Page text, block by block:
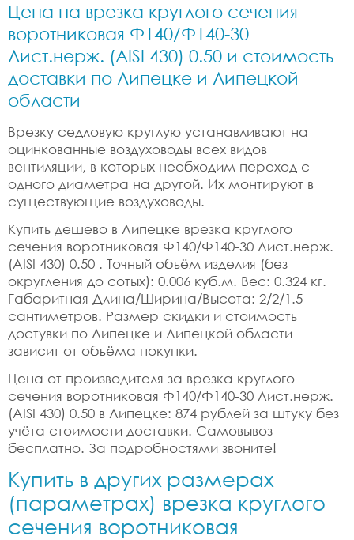
Цена на врезка круглого сечения
воротниковая Ф140/Ф140-30
Лист.нерж. (AISI 430) 0.50 и стоимость
доставки по Липецке и Липецкой
области
Врезку седловую круглую устанавливают на
оцинкованные воздуховоды всех видов
вентиляции, в которых необходим переход с
одного диаметра на другой. Их монтируют в
существующие воздуховоды.
Купить дешево в Липецке врезка круглого
сечения воротниковая Ф140/Ф140-30 Лист.нерж.
(AISI 430) 0.50 . Точный объём изделия (без
округления до сотых): 0.006 куб.м. Вес: 0.324 кг.
Габаритная Длина/Ширина/Высота: 2/2/1.5
сантиметров. Размер скидки и стоимость
достувки по Липецке и Липецкой области
зависит от объёма покупки.
Цена от производителя за врезка круглого
сечения воротниковая Ф140/Ф140-30 Лист.нерж.
(AISI 430) 0.50 в Липецке: 874 рублей за штуку без
учёта стоимости доставки. Самовывоз -
бесплатно. За подробностями звоните!
Купить в других размерах
(параметрах) врезка круглого
сечения воротниковая